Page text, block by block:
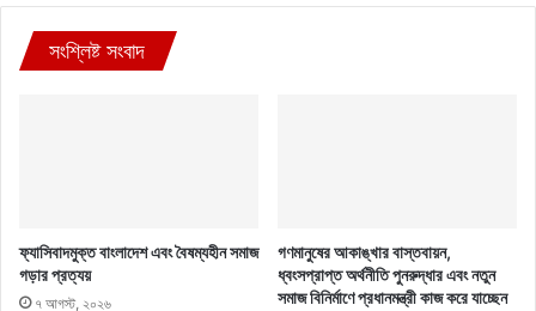
সংশ্লিষ্ট সংবাদ
ফ্যাসিবাদমুক্ত বাংলাদেশ এবং বৈষম্যহীন সমাজ
গড়ার প্রত্যয়
৭ আগস্ট, ২০২৬
গণমানুষের আকাঙ্খার বাস্তবায়ন,
ধ্বংসপ্রাপ্ত অর্থনীতি পুনরুদ্ধার এবং নতুন
সমাজ বিনির্মাণে প্রধানমন্ত্রী কাজ করে যাচ্ছেন